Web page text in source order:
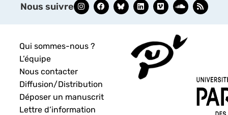
Nous suivre
Qui sommes-nous ?
L’équipe
Nous contacter
Diffusion/Distribution
Déposer un manuscrit
Lettre d’information